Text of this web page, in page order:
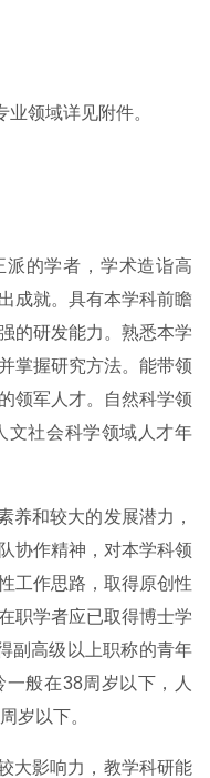
领域详见附件。
的学者，学术造诣高
成就。具有本学科前瞻
的研发能力。熟悉本学
掌握研究方法。能带领
领军人才。自然科学领
文社会科学领域人才年
养和较大的发展潜力，
协作精神，对本学科领
工作思路，取得原创性
职学者应已取得博士学
副高级以上职称的青年
般在38周岁以下，人
岁以下。
大影响力，教学科研能